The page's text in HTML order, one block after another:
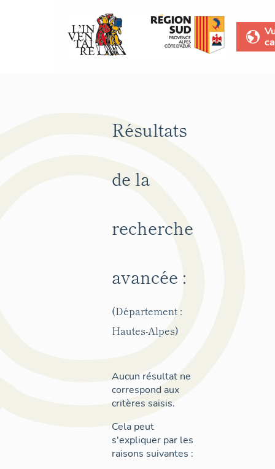
Résultats
de la
recherche
avancée :
(Département :
Hautes-Alpes)
Aucun résultat ne
correspond aux
critères saisis.
Cela peut
s'expliquer par les
raisons suivantes :